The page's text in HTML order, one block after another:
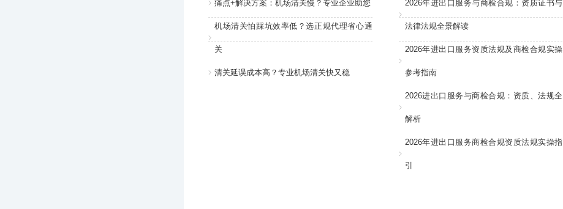
痛点+解决方案：机场清关慢？专业企业助您
机场清关怕踩坑效率低？选正规代理省心通
关
清关延误成本高？专业机场清关快又稳
2026年进出口服务与商检合规：资质证书与
法律法规全景解读
2026年进出口服务资质法规及商检合规实操
参考指南
2026进出口服务与商检合规：资质、法规全
解析
2026年进出口服务商检合规资质法规实操指
引